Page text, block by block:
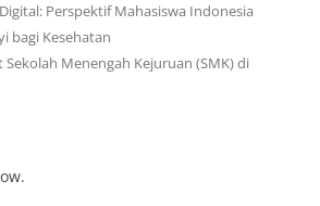
Perspektif Mahasiswa Indonesia
bagi Kesehatan
Menengah Kejuruan (SMK) di